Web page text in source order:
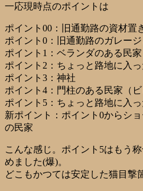
一応現時点のポイントは
ポイント00：旧通勤路の資材置
ポイント0：旧通勤路のガレージ
ポイント1：ベランダのある民家
ポイント2：ちょっと路地に入
ポイント3：神社
ポイント4：門柱のある民家（ビ
ポイント5：ちょっと路地に入
新ポイント：ポイント0からシ
の民家
こんな感じ。ポイント5はもう
めました(爆)。
どこもかつては安定した猫目撃